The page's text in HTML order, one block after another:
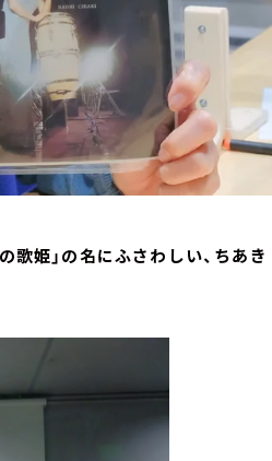
歌姫」の名にふさわしい、ちあき